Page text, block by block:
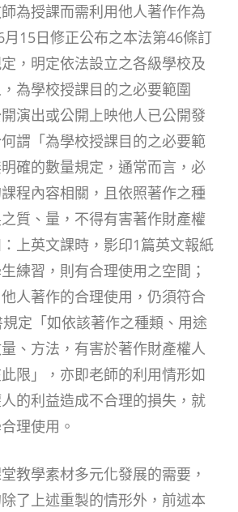
為授課而需利用他人著作作為
15日修正公布之本法第46條訂
，明定依法設立之各級學校及
為學校授課目的之必要範圍
演出或公開上映他人已公開發
謂「為學校授課目的之必要範
確的數量規定，通常而言，必
程內容相關，且依照著作之種
質、量，不得有害著作財產權
上英文課時，影印1篇英文報紙
練習，則有合理使用之空間；
人著作的合理使用，仍須符合
定「如依該著作之種類、用途
、方法，有害於著作財產權人
限」，亦即老師的利用情形如
的利益造成不合理的損失，就
理使用。
教學素材多元化發展的需要，
了上述重製的情形外，前述本